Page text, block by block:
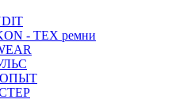
- TEX ремни